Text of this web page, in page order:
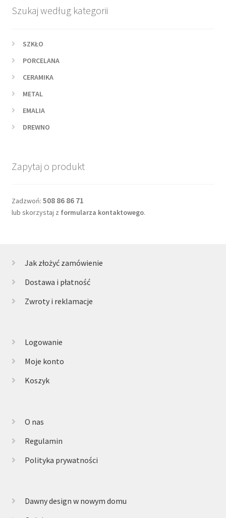
Szukaj według kategorii
SZKŁO
PORCELANA
CERAMIKA
METAL
EMALIA
DREWNO
Zapytaj o produkt
Zadzwoń: 508 86 86 71
lub skorzystaj z formularza kontaktowego.
Jak złożyć zamówienie
Dostawa i płatność
Zwroty i reklamacje
Logowanie
Moje konto
Koszyk
O nas
Regulamin
Polityka prywatności
Dawny design w nowym domu